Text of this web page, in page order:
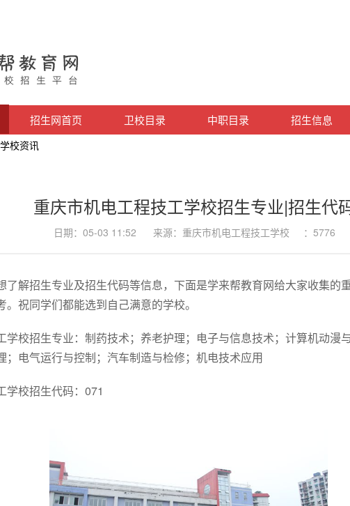
招生网首页 卫校目录 中职目录 招生信息
校资讯
重庆市机电工程技工学校招生专业|招生代
日期：05-03 11:52 来源：重庆市机电工程技工学校 ：5776
了解招生专业及招生代码等信息，下面是学来帮教育网给大家收集的
祝同学们都能选到自己满意的学校。
学校招生专业：制药技术；养老护理；电子与信息技术；计算机动漫
；电气运行与控制；汽车制造与检修；机电技术应用
学校招生代码：071